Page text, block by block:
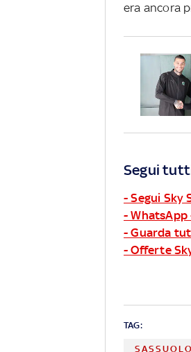
era ancora
Segui
- Segui Sky
- WhatsApp
- Guarda
- Offerte
TAG:
SASSUOLO